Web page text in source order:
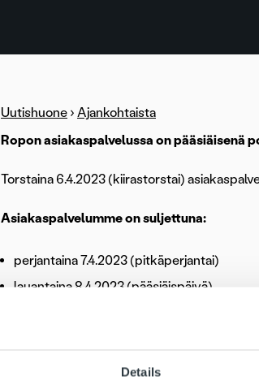
Details
Uutishuone › Ajankohtaista
Ropon asiakaspalvelussa on pääsiäisenä
Torstaina 6.4.2023 (kiirastorstai)
Asiakaspalvelumme on suljettuna:
perjantaina 7.4.2023 (pitkäperjantai)
lauantaina 8.4.2023 (pääsiäispäivä)
Palvelemme normaalisti jälleen tiistaina